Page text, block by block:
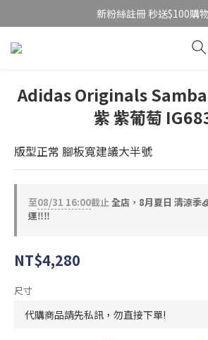
新粉絲註冊 秒送$100購
Adidas Originals Samba
紫 紫葡萄
版型正常 腳板寬建議大半號
至08/31 16:00截止全店，8月夏日 清涼季
運‼️‼️
NT$4,280
尺寸